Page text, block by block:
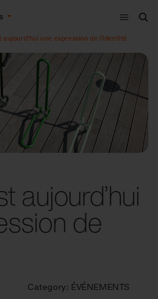
Menu
aujourd’hui une expression de l’identité
aujourd’hui
de
Category: ÉVÉNEMENTS